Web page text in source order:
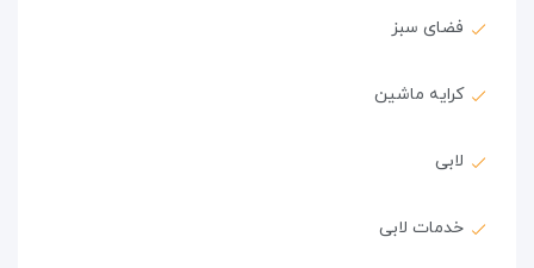
فضای سبز
کرایه ماشین
لابی
خدمات لابی